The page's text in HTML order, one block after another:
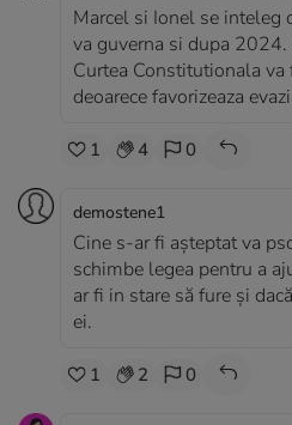
Marcel si Ionel se inteleg
va guverna si dupa 2024.
Curtea Constitutionala
deoarece favorizeaza
1 4 0
demostene1
Cine s-ar fi așteptat va
schimbe legea pentru a
ar fi in stare să fure și
ei.
1 2 0